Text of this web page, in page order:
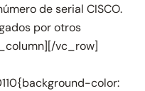
de serial CISCO.
por otros
vc_row]
color: